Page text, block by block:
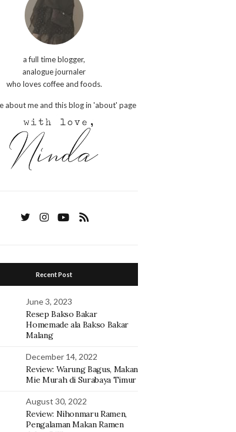
a full time blogger,
analogue journaler
who loves coffee and foods.
about me and this blog in 'about' page
Recent Post
June 3, 2023
Resep Bakso Bakar
Homemade ala Bakso Bakar
Malang
December 14, 2022
Review: Warung Bagus, Makan
Mie Murah di Surabaya Timur
August 30, 2022
Review: Nihonmaru Ramen,
Pengalaman Makan Ramen